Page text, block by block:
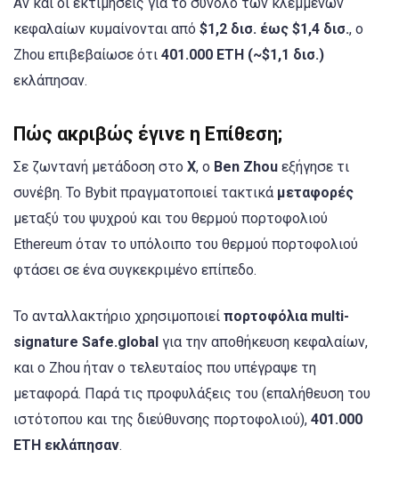
κεφαλαίων κυμαίνονται από $1,2 δισ. έως $1,4 δισ., ο
Zhou επιβεβαίωσε ότι 401.000 ETH (~$1,1 δισ.)
εκλάπησαν.
Πώς ακριβώς έγινε η Επίθεση;
Σε ζωντανή μετάδοση στο X, ο Ben Zhou εξήγησε τι
συνέβη. Το Bybit πραγματοποιεί τακτικά μεταφορές
μεταξύ του ψυχρού και του θερμού πορτοφολιού
Ethereum όταν το υπόλοιπο του θερμού πορτοφολιού
φτάσει σε ένα συγκεκριμένο επίπεδο.
Το ανταλλακτήριο χρησιμοποιεί πορτοφόλια multi-
signature Safe.global για την αποθήκευση κεφαλαίων,
και ο Zhou ήταν ο τελευταίος που υπέγραψε τη
μεταφορά. Παρά τις προφυλάξεις του (επαλήθευση του
ιστότοπου και της διεύθυνσης πορτοφολιού), 401.000
ETH εκλάπησαν.